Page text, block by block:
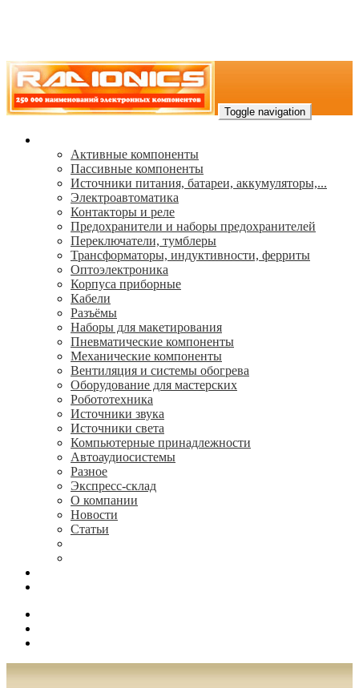
Toggle navigation
Активные компоненты
Пассивные компоненты
Источники питания, батареи, аккумуляторы,...
Электроавтоматика
Контакторы и реле
Предохранители и наборы предохранителей
Переключатели, тумблеры
Трансформаторы, индуктивности, ферриты
Oптоэлектроника
Корпуса приборные
Кабели
Разъёмы
Наборы для макетирования
Пневматические компоненты
Механические компоненты
Вентиляция и системы обогрева
Оборудование для мастерских
Робототехника
Источники звука
Источники света
Компьютерные принадлежности
Автоаудиосистемы
Разное
Экспресс-склад
О компании
Новости
Статьи